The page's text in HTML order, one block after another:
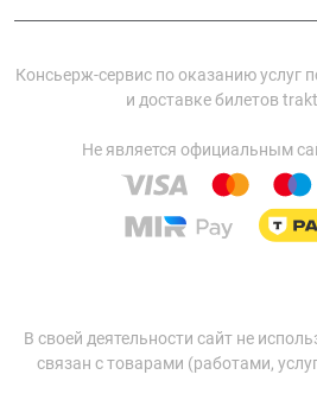
Консьерж-сервис по оказанию услуг
и доставке билетов
Не является официальным
В своей деятельности сайт не
связан с товарами (работами,